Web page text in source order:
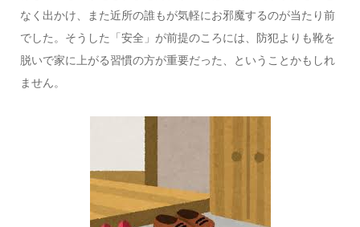
なく出かけ、また近所の誰もが気軽にお邪魔するのが当たり前
でした。そうした「安全」が前提のころには、防犯よりも靴を
脱いで家に上がる習慣の方が重要だった、ということかもしれ
ません。